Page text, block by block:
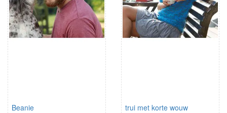
Beanie trui met korte wouw